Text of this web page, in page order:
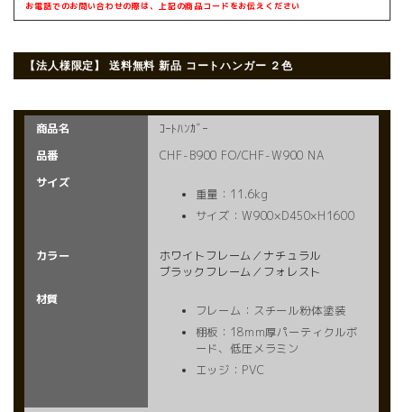
お電話でのお問い合わせの際は、上記の商品コードをお伝えください
【法人様限定】 送料無料 新品 コートハンガー ２色
商品名
ｺｰﾄﾊﾝｶﾞｰ
品番
CHF-B900 FO/CHF-W900 NA
サイズ
重量：11.6kg
サイズ：W900×D450×H1600
カラー
ホワイトフレーム／ナチュラル
ブラックフレーム／フォレスト
材質
フレーム：スチール粉体塗装
棚板：18mm厚パーティクルボ
ード、低圧メラミン
エッジ：PVC